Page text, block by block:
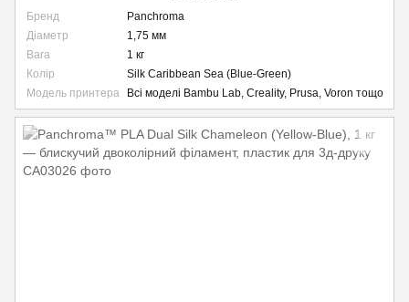
Бренд
Panchroma
Діаметр
1,75 мм
Вага
1 кг
Колір
Silk Caribbean Sea (Blue-Green)
Модель принтера
Всі моделі Bambu Lab, Creality, Prusa, Voron тощо